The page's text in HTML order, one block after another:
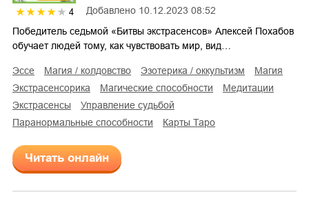
4 Добавлено 10.12.2023 08:52
Победитель седьмой «Битвы экстрасенсов» Алексей Похабов
обучает людей тому, как чувствовать мир, вид…
эссе магия / колдовство эзотерика / оккультизм
магия
экстрасенсорика
магические способности
медитации
экстрасенсы
управление судьбой
паранормальные способности
карты Таро
Читать онлайн